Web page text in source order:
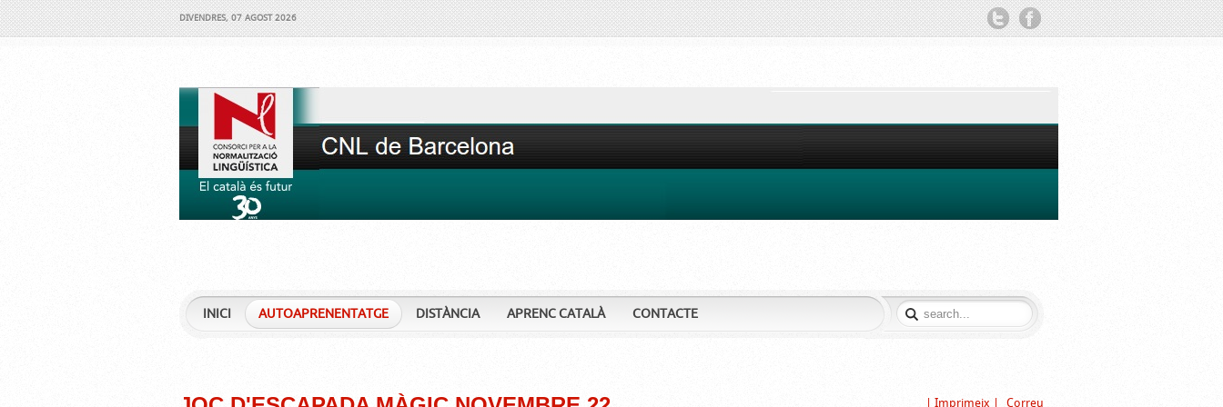
DIVENDRES, 07 AGOST 2026 TWITTERFACEBOOK
INICI AUTOAPRENENTATGE DISTÀNCIA APRENC CATALÀ CONTACTE
Correu
| Imprimeix |